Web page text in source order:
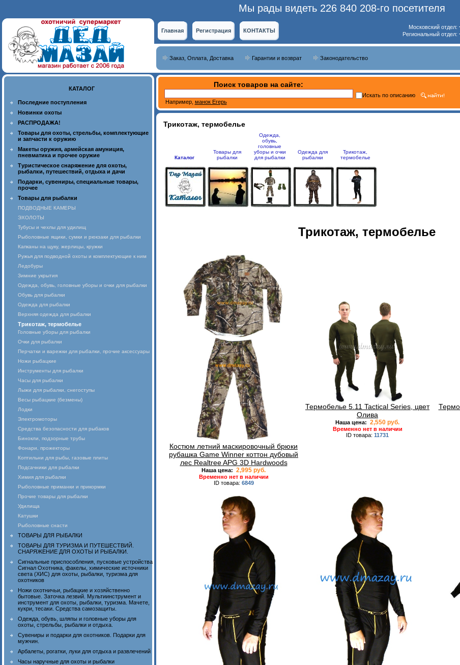
Мы рады видеть 226 840 208-го посетителя
Главная Регистрация КОНТАКТЫ
Московский отдел:
Региональный отдел:
Заказ, Оплата, Доставка Гарантии и возврат Законодательство
КАТАЛОГ
Последние поступления
Новинки охоты
РАСПРОДАЖА!
Товары для охоты, стрельбы, комплектующие
и запчасти к оружию
Макеты оружия, армейская амуниция,
пневматика и прочее оружие
Туристическое снаряжение для охоты,
рыбалки, путешествий, отдыха и дачи
Подарки, сувениры, специальные товары,
прочее
Товары для рыбалки
ПОДВОДНЫЕ КАМЕРЫ
ЭХОЛОТЫ
Тубусы и чехлы для удилищ
Рыболовные ящики, сумки и рюкзаки для рыбалки
Капканы на щуку, жерлицы, кружки
Ружья для подводной охоты и комплектующие к ним
Ледобуры
Зимние укрытия
Одежда, обувь, головные уборы и очки для рыбалки
Обувь для рыбалки
Одежда для рыбалки
Верхняя одежда для рыбалки
Трикотаж, термобелье
Головные уборы для рыбалки
Очки для рыбалки
Перчатки и варежки для рыбалки, прочие аксессуары
Ножи рыбацкие
Инструменты для рыбалки
Часы для рыбалки
Лыжи для рыбалки, снегоступы
Весы рыбацкие (безмены)
Лодки
Электромоторы
Средства безопасности для рыбаков
Бинокли, подзорные трубы
Фонари, прожекторы
Коптильни для рыбы, газовые плиты
Подсачники для рыбалки
Химия для рыбалки
Рыболовные приманки и прикормки
Прочие товары для рыбалки
Удилища
Катушки
Рыболовные снасти
ТОВАРЫ ДЛЯ РЫБАЛКИ
ТОВАРЫ ДЛЯ ТУРИЗМА И ПУТЕШЕСТВИЙ.
СНАРЯЖЕНИЕ ДЛЯ ОХОТЫ И РЫБАЛКИ.
Сигнальные приспособления, пусковые устройства
Сигнал Охотника, факелы, химические источники
света (ХИС) для охоты, рыбалки, туризма для
охотников
Ножи охотничьи, рыбацкие и хозяйственно
бытовые. Заточка лезвий. Мультиинструмент и
инструмент для охоты, рыбалки, туризма. Мачете,
кукри, тесаки. Средства самозащиты.
Одежда, обувь, шляпы и головные уборы для
охоты, стрельбы, рыбалки и отдыха.
Сувениры и подарки для охотников. Подарки для
мужчин.
Арбалеты, рогатки, луки для отдыха и развлечений
Часы наручные для охоты и рыбалки
Поиск товаров на сайте:
Например, манок Егерь
Искать по описанию
Трикотаж, термобелье
Каталог
Товары для
рыбалки
Одежда,
обувь,
головные
уборы и очки
для рыбалки
Одежда для
рыбалки
Трикотаж,
термобелье
Трикотаж, термобелье
Костюм летний маскировочный брюки
рубашка Game Winner коттон дубовый
лес Realtree APG 3D Hardwoods
Наша цена: 2,995 руб.
Временно нет в наличии
ID товара: 6849
Термобелье 5.11 Tactical Series, цвет
Олива
Наша цена: 2,550 руб.
Временно нет в наличии
ID товара: 11731